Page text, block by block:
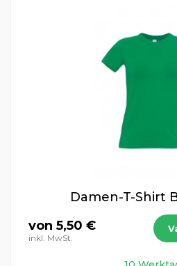
Damen-T-Shirt
von 5,50 €
inkl. MwSt.